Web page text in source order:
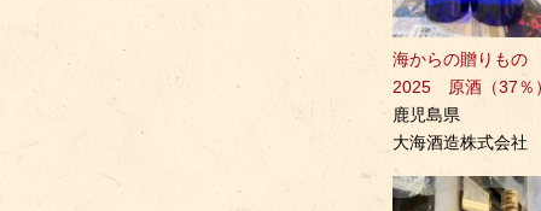
海からの贈りも
2025 原酒（37％
鹿児島県
大海酒造株式会社